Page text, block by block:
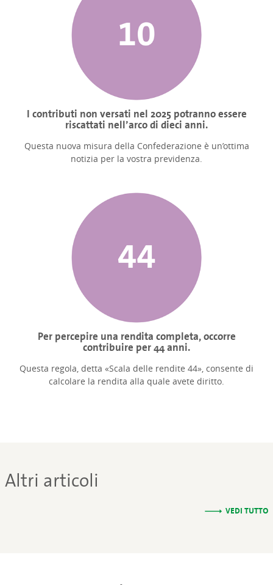
I contributi non versati nel 2025 potranno essere
riscattati nell’arco di dieci anni.
Questa nuova misura della Confederazione è un’ottima
notizia per la vostra previdenza.
Per percepire una rendita completa, occorre
contribuire per 44 anni.
Questa regola, detta «Scala delle rendite 44», consente di
calcolare la rendita alla quale avete diritto.
Altri articoli
VEDI TUTTO